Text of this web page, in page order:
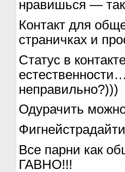
нравишься —
Контакт для
страничках и
Статус в
неправильно?)))
Одурачить
Все парни как
ГАВНО!!!